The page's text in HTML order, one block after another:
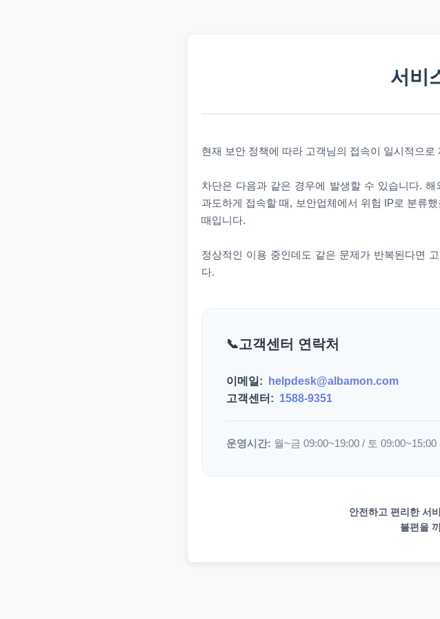
서비
현재 보안 정책에 따라 고객님의 접속이 일시적으로
차단은 다음과 같은 경우에 발생할 수 있습니다.
과도하게 접속할 때, 보안업체에서 위험 IP로 분류
때입니다.
정상적인 이용 중인데도 같은 문제가 반복된다면
다.
고객센터 연락처
이메일:
helpdesk@albamon.com
고객센터: 1588-9351
운영시간: 월~금 09:00~19:00 / 토 09:00~15:00
안전하고 편리한 서
불편을